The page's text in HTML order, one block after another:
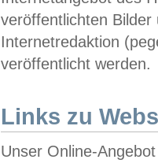
veröffentlichten
Internetredaktion
veröffentlicht werden.
Links zu
Unser Online-